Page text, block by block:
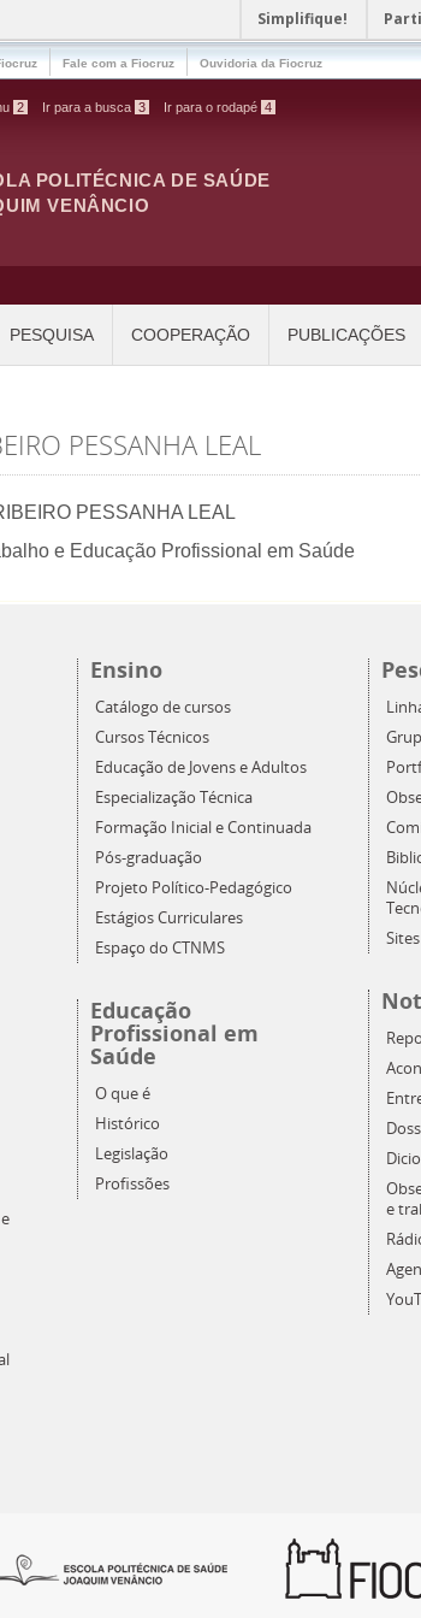
Simplifique!
Fale com a Fiocruz Ouvidoria da Fiocruz
2 Ir para a busca 3 Ir para o rodapé 4
POLITÉCNICA DE SAÚDE
VENÂNCIO
PESQUISA COOPERAÇÃO PUBLICAÇÕES
PESSANHA LEAL
PESSANHA LEAL
e Educação Profissional em Saúde
Ensino
Catálogo de cursos
Cursos Técnicos
Educação de Jovens e Adultos
Especialização Técnica
Formação Inicial e Continuada
Pós-graduação
Projeto Político-Pedagógico
Estágios Curriculares
Espaço do CTNMS
Educação
Profissional em
Saúde
O que é
Histórico
Legislação
Profissões
Sites
e